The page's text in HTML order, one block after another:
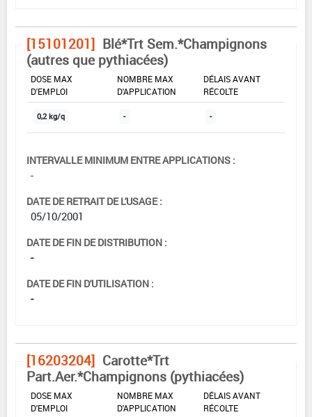
[15101201] Blé*Trt Sem.*Champignons
(autres que pythiacées)
DOSE MAX
D'EMPLOI
NOMBRE MAX
D'APPLICATION
DÉLAIS AVANT
RÉCOLTE
0,2 kg/q - -
INTERVALLE MINIMUM ENTRE APPLICATIONS :
-
DATE DE RETRAIT DE L'USAGE :
05/10/2001
DATE DE FIN DE DISTRIBUTION :
-
DATE DE FIN D'UTILISATION :
-
[16203204] Carotte*Trt
Part.Aer.*Champignons (pythiacées)
DOSE MAX
D'EMPLOI
NOMBRE MAX
D'APPLICATION
DÉLAIS AVANT
RÉCOLTE